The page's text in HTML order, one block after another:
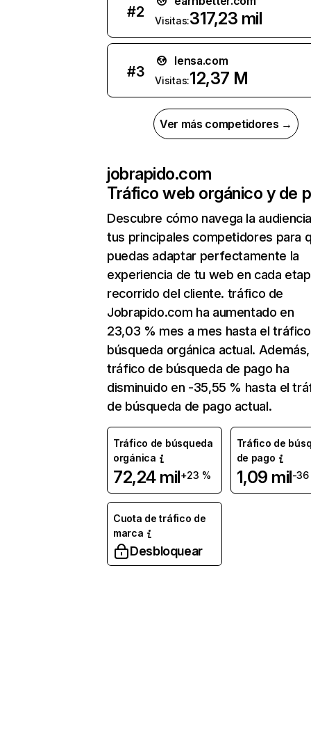
#2
Visitas:317,23 mil
#3
lensa.com
Visitas:12,37 M
Ver más competidores →
jobrapido.com
Tráfico web orgánico y de
Descubre cómo navega la
tus principales competidores para
puedas adaptar perfectamente la
experiencia de tu web en cada
recorrido del cliente. tráfico de
Jobrapido.com ha aumentado en
23,03 % mes a mes hasta el
búsqueda orgánica actual.
tráfico de búsqueda de pago ha
disminuido en -35,55 % hasta el
de búsqueda de pago actual.
Tráfico de búsqueda
orgánica
72,24 mil+23 %
Tráfico de
de pago
1,09 mil-36
Cuota de tráfico de
marca
Desbloquear